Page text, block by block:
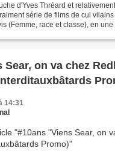
d'Yves Thréard et
série de films de cul
(Femme, race et classe), en une
Sear, on va chez
14:31